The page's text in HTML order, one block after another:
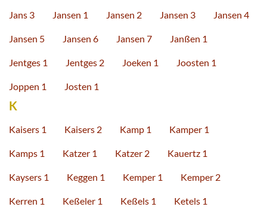
Jans 3 Jansen 1 Jansen 2 Jansen 3 Jansen 4
Jansen 5 Jansen 6 Jansen 7 Janßen 1
Jentges 1 Jentges 2 Joeken 1 Joosten 1
Joppen 1 Josten 1
K
Kaisers 1 Kaisers 2 Kamp 1 Kamper 1
Kamps 1 Katzer 1 Katzer 2 Kauertz 1
Kaysers 1 Keggen 1 Kemper 1 Kemper 2
Kerren 1 Keßeler 1 Keßels 1 Ketels 1